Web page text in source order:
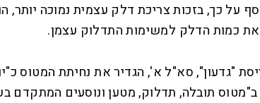
על כך, בזכות צריכת דלק עצמית נמוכה
את כמות הדלק למשימות התדלוק עצמן.
"גדעון", סא"ל א', הגדיר את נחיתת המטוס
ב"מטוס תובלה, תדלוק, מטען ונוסעים המתקדם